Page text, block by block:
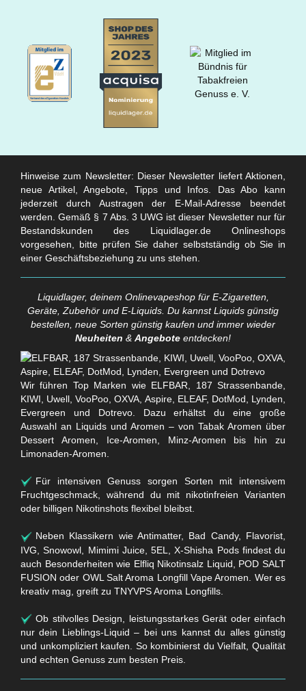
Hinweise zum Newsletter: Dieser Newsletter liefert Aktionen,
neue Artikel, Angebote, Tipps und Infos. Das Abo kann
jederzeit durch Austragen der E-Mail-Adresse beendet
werden. Gemäß § 7 Abs. 3 UWG ist dieser Newsletter nur für
Bestandskunden des Liquidlager.de Onlineshops
vorgesehen, bitte prüfen Sie daher selbstständig ob Sie in
einer Geschäftsbeziehung zu uns stehen.
Liquidlager, deinem Onlinevapeshop für E-Zigaretten,
Geräte, Zubehör und E-Liquids. Du kannst Liquids günstig
bestellen, neue Sorten günstig kaufen und immer wieder
Neuheiten & Angebote entdecken!
Wir führen Top Marken wie ELFBAR, 187 Strassenbande,
KIWI, Uwell, VooPoo, OXVA, Aspire, ELEAF, DotMod, Lynden,
Evergreen und Dotrevo. Dazu erhältst du eine große
Auswahl an Liquids und Aromen – von Tabak Aromen über
Dessert Aromen, Ice-Aromen, Minz-Aromen bis hin zu
Limonaden-Aromen.
Für intensiven Genuss sorgen Sorten mit intensivem
Fruchtgeschmack, während du mit nikotinfreien Varianten
oder billigen Nikotinshots flexibel bleibst.
Neben Klassikern wie Antimatter, Bad Candy, Flavorist,
IVG, Snowowl, Mimimi Juice, 5EL, X-Shisha Pods findest du
auch Besonderheiten wie Elfliq Nikotinsalz Liquid, POD SALT
FUSION oder OWL Salt Aroma Longfill Vape Aromen. Wer es
kreativ mag, greift zu TNYVPS Aroma Longfills.
Ob stilvolles Design, leistungsstarkes Gerät oder einfach
nur dein Lieblings-Liquid – bei uns kannst du alles günstig
und unkompliziert kaufen. So kombinierst du Vielfalt, Qualität
und echten Genuss zum besten Preis.